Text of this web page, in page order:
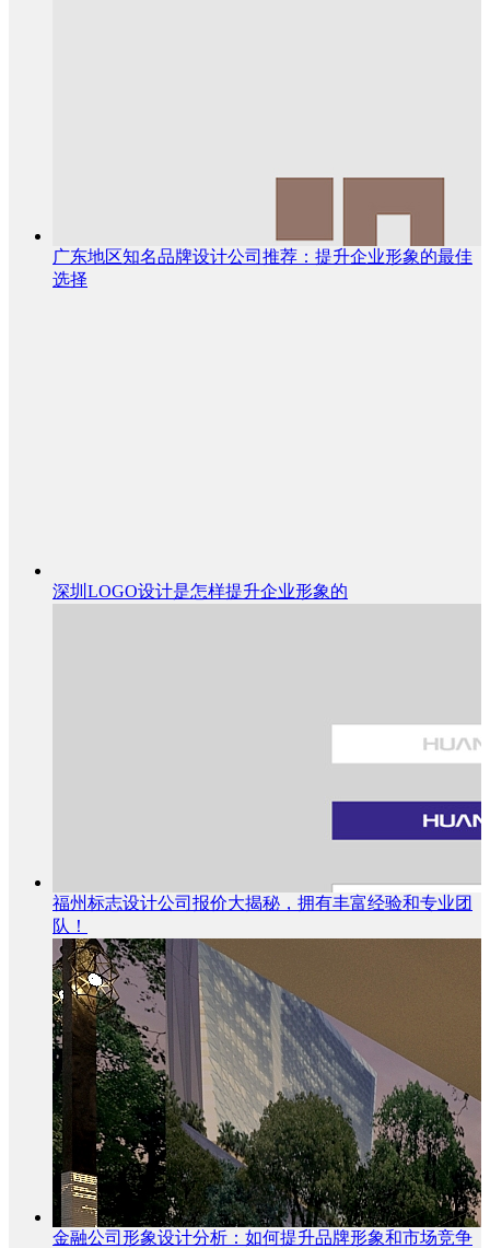
广东地区知名品牌设计公司推荐：提升企业形象的最佳
选择
深圳LOGO设计是怎样提升企业形象的
福州标志设计公司报价大揭秘，拥有丰富经验和专业团
队！
金融公司形象设计分析：如何提升品牌形象和市场竞争